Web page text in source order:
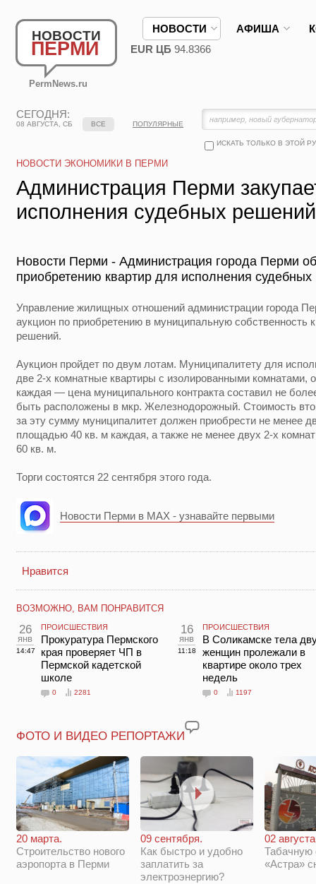
НОВОСТИ
ПЕРМИ
PermNews.ru
НОВОСТИ АФИША
EUR ЦБ 94.8366
СЕГОДНЯ:
08 АВГУСТА, СБ
ИСКАТЬ ТОЛЬКО В ЭТОЙ
ВСЕ ПОПУЛЯРНЫЕ
НОВОСТИ ЭКОНОМИКИ В ПЕРМИ
Администрация Перми
исполнения судебных решений
Новости Перми - Администрация города Перми
приобретению квартир для исполнения
Управление жилищных отношений администрации города
аукцион по приобретению в муниципальную собственность
решений.
Аукцион пройдет по двум лотам. Муниципалитету для
две 2-х комнатные квартиры с изолированными
каждая — цена муниципального контракта составил не
быть расположены в мкр. Железнодорожный. Стоимость
за эту сумму муниципалитет должен приобрести не менее
площадью 40 кв. м каждая, а также не менее двух 2-х
60 кв. м.
Торги состоятся 22 сентября этого года.
Новости Перми в MAX - узнавайте первыми
Нравится
ВОЗМОЖНО, ВАМ ПОНРАВИТСЯ
26
янв
14:47
ПРОИСШЕСТВИЯ
Прокуратура Пермского
края проверяет ЧП в
Пермской кадетской
школе
0 2281
16
янв
11:18
ПРОИСШЕСТВИЯ
В Соликамске тела
женщин пролежали в
квартире около трех
недель
0 1197
ФОТО И ВИДЕО РЕПОРТАЖИ
20 марта.
Строительство нового
аэропорта в Перми
09 сентября.
Как быстро и удобно
заплатить за
электроэнергию?
02
Табачную
«Астра»